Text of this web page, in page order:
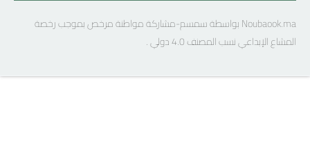
Noubaook.ma بواسطة سمسم-مشاركة مواطنة مرخص بموجب رخصة
المشاع الإبداعي نسب المصنف 4.0 دولي .